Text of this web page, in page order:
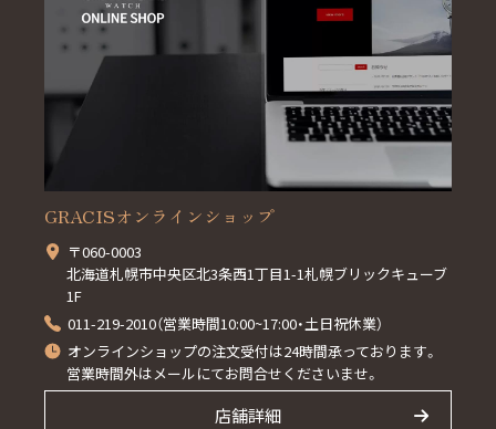
GRACISオンラインショップ
〒060-0003
北海道札幌市中央区北3条西1丁目1-1札幌ブリックキューブ
1F
011-219-2010（営業時間10:00~17:00・土日祝休業）
オンラインショップの注文受付は24時間承っております。
営業時間外はメールにてお問合せくださいませ。
店舗詳細